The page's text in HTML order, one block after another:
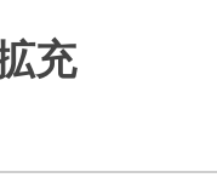
連
休止・解
充